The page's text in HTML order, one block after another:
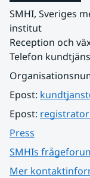
SMHI, Sveriges
institut
Reception och
Telefon
Epost:
Epost:
Press
SMHIs
Mer